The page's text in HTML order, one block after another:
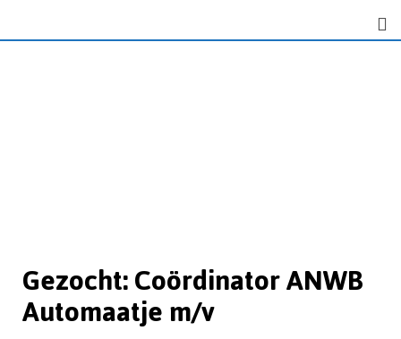
Gezocht: Coördinator ANWB
Automaatje m/v